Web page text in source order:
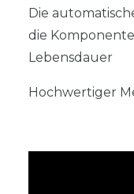
Die
die
Lebensdauer
Hochwertiger